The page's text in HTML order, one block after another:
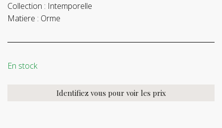
Collection : Intemporelle
Matiere : Orme
En stock
Identifiez vous pour voir les prix